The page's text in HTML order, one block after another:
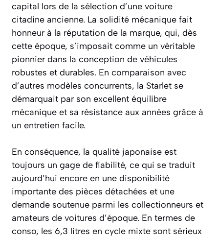
capital lors de la sélection d’une voiture
citadine ancienne. La solidité mécanique fait
honneur à la réputation de la marque, qui, dès
cette époque, s’imposait comme un véritable
pionnier dans la conception de véhicules
robustes et durables. En comparaison avec
d’autres modèles concurrents, la Starlet se
démarquait par son excellent équilibre
mécanique et sa résistance aux années grâce à
un entretien facile.
En conséquence, la qualité japonaise est
toujours un gage de fiabilité, ce qui se traduit
aujourd’hui encore en une disponibilité
importante des pièces détachées et une
demande soutenue parmi les collectionneurs et
amateurs de voitures d’époque. En termes de
conso, les 6,3 litres en cycle mixte sont sérieux